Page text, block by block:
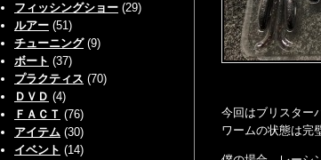
フィッシングショー (29)
ルアー (51)
チューニング(9)
ボート (37)
プラクティス (70)
ＤＶＤ (4)
ＦＡＣＴ (76)
アイテム (30)
イベント (14)
今回はブリスター
ワームの状態は完